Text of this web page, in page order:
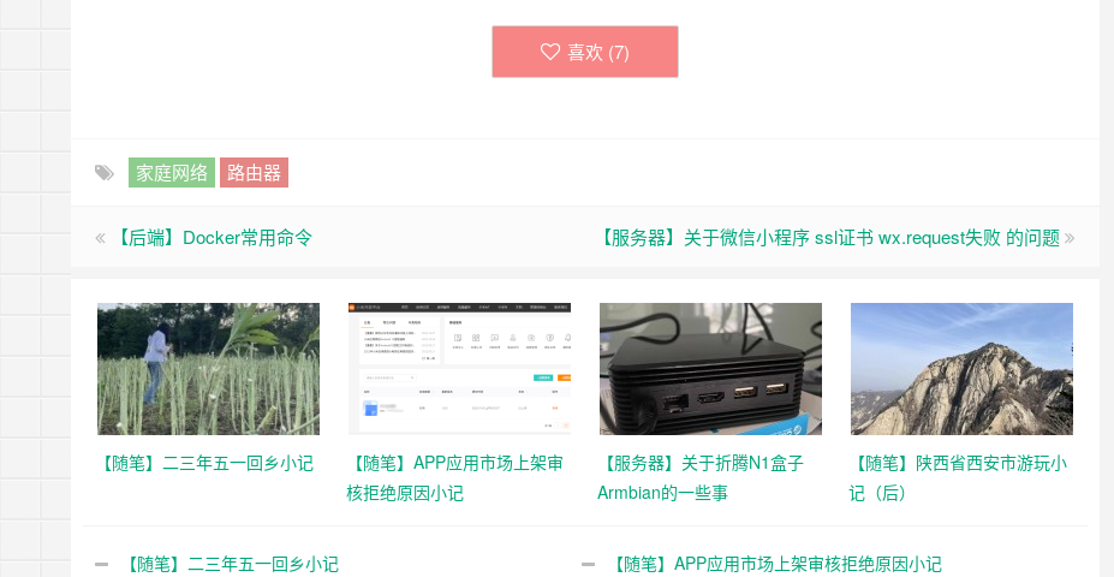
喜欢 (7)
家庭网络 路由器
【后端】Docker常用命令 【服务器】关于微信小程序 ssl证书 wx.request失败 的问题
【随笔】二三年五一回乡小记
【随笔】APP应用市场上架审
核拒绝原因小记
【服务器】关于折腾N1盒子
Armbian的一些事
【随笔】陕西省西安市游玩小
记（后）
【随笔】二三年五一回乡小记 【随笔】APP应用市场上架审核拒绝原因小记